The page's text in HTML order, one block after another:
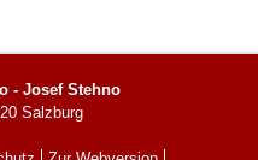
- Josef Stehno
Salzburg